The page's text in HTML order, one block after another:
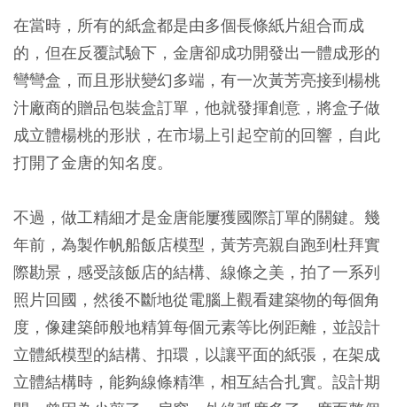
在當時，所有的紙盒都是由多個長條紙片組合而成
的，但在反覆試驗下，金唐卻成功開發出一體成形的
彎彎盒，而且形狀變幻多端，有一次黃芳亮接到楊桃
汁廠商的贈品包裝盒訂單，他就發揮創意，將盒子做
成立體楊桃的形狀，在市場上引起空前的回響，自此
打開了金唐的知名度。
不過，做工精細才是金唐能屢獲國際訂單的關鍵。幾
年前，為製作帆船飯店模型，黃芳亮親自跑到杜拜實
際勘景，感受該飯店的結構、線條之美，拍了一系列
照片回國，然後不斷地從電腦上觀看建築物的每個角
度，像建築師般地精算每個元素等比例距離，並設計
立體紙模型的結構、扣環，以讓平面的紙張，在架成
立體結構時，能夠線條精準，相互結合扎實。設計期